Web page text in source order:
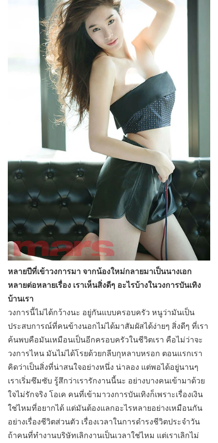
หลายปีที่เข้าวงการมา จากน้องใหม่กลายมาเป็นนางเอก
หลายต่อหลายเรื่อง เราเห็นสิ่งดีๆ อะไรบ้างในวงการบันเทิง
บ้านเรา
วงการนี้ไม่ได้กว้างนะ อยู่กันแบบครอบครัว หนูว่ามันเป็น
ประสบการณ์ที่คนข้างนอกไม่ได้มาสัมผัสได้ง่ายๆ สิ่งดีๆ ที่เรา
ค้นพบคือมันเหมือนเป็นอีกครอบครัวในชีวิตเรา คือไม่ว่าจะ
วงการไหน มันไม่ได้โรยด้วยกลีบกุหลาบหรอก ตอนแรกเรา
คิดว่าเป็นสิ่งที่น่าสนใจอย่างหนึ่ง น่าลอง แต่พอได้อยู่นานๆ
เราเริ่มซึมซับ รู้สึกว่าเรารักงานนี้นะ อย่างบางคนเข้ามาด้วย
ใจไม่รักจริง โอเค คนที่เข้ามาวงการบันเทิงก็เพราะเรื่องเงิน
ใช่ไหมที่อยากได้ แต่มันต้องแลกอะไรหลายอย่างเหมือนกัน
อย่างเรื่องชีวิตส่วนตัว เรื่องเวลาในการดำรงชีวิตประจำวัน
ถ้าคนที่ทำงานบริษัทเลิกงานเป็นเวลาใช่ไหม แต่เราเลิกไม่